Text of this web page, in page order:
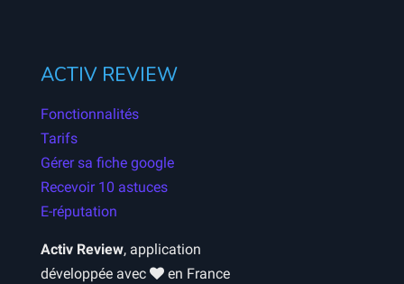
ACTIV REVIEW
Fonctionnalités
Tarifs
Gérer sa fiche google
Recevoir 10 astuces
E-réputation
Activ Review, application
développée avec
en France